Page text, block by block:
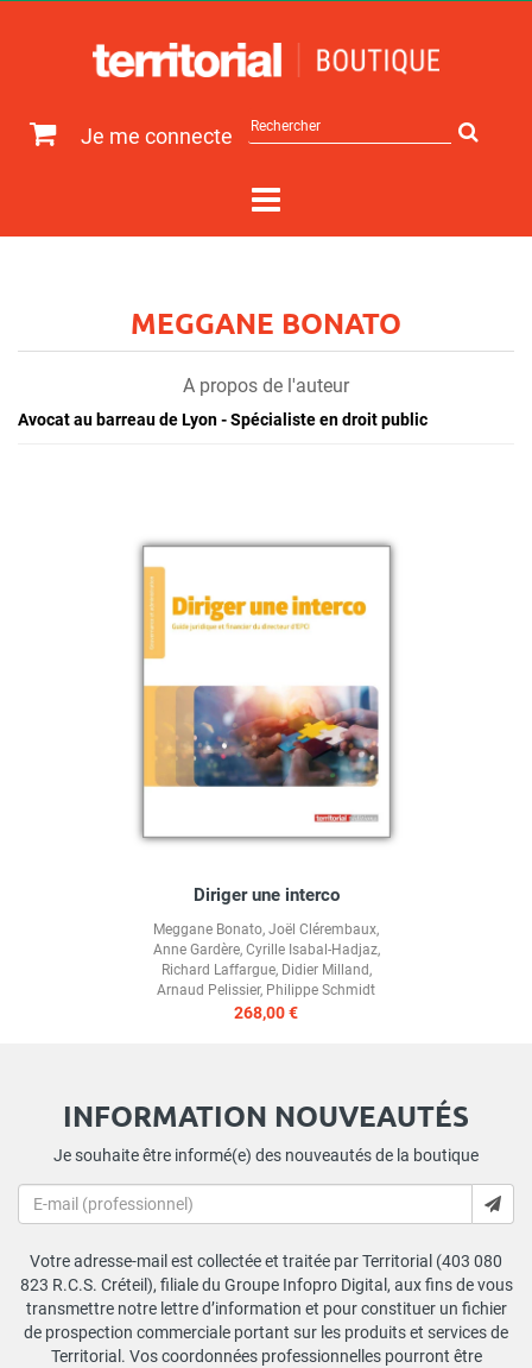
Je me connecte
sur
MEGGANE BONATO
A propos de l'auteur
Avocat au barreau de Lyon - Spécialiste en droit public
Diriger une interco
Meggane Bonato, Joël Clérembaux,
Anne Gardère, Cyrille Isabal-Hadjaz,
Richard Laffargue, Didier Milland,
Arnaud Pelissier, Philippe Schmidt
268,00 €
INFORMATION NOUVEAUTÉS
Je souhaite être informé(e) des nouveautés de la boutique
Votre adresse-mail est collectée et traitée par Territorial (403 080
823 R.C.S. Créteil), filiale du Groupe Infopro Digital, aux fins de vous
transmettre notre lettre d’information et pour constituer un fichier
de prospection commerciale portant sur les produits et services de
Territorial. Vos coordonnées professionnelles pourront être